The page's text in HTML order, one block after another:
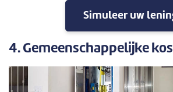
Simuleer uw
4. Gemeenschappelijke